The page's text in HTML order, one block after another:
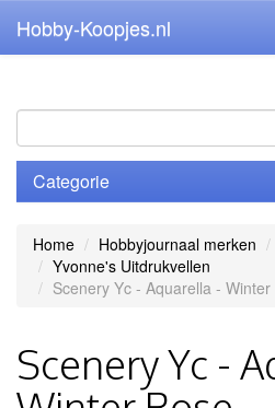
Hobby-Koopjes.nl
Categorie
Home Hobbyjournaal merken
Yvonne's Uitdrukvellen
Scenery Yc - Aquarella - Winter
Scenery Yc -